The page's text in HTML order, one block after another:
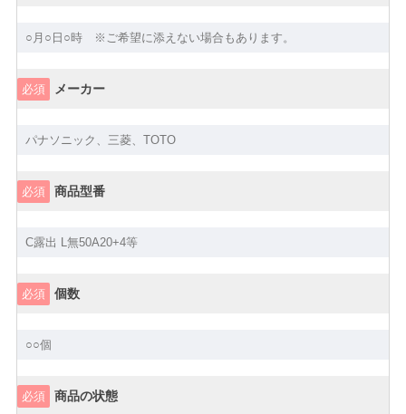
必須 メーカー
必須 商品型番
必須 個数
必須 商品の状態